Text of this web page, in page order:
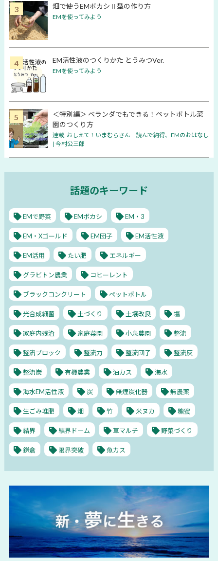
畑で使うEMボカシⅡ型の作り方
EMを使ってみよう
EM活性液のつくりかた とうみつVer.
EMを使ってみよう
＜特別編＞ ベランダでもできる！ペットボトル菜
園のつくり方
連載, おしえて！いまむらさん 読んで納得、EMのおはなし
| 今村公三郎
話題のキーワード
EMで野菜 EMボカシ EM・3
EM・Xゴールド EM団子 EM活性液
EM活用 たい肥 エネルギー
グラビトン農業 コヒーレント
ブラックコンクリート ペットボトル
光合成細菌 土づくり 土壌改良 塩
家庭内残渣 家庭菜園 小泉農園 整流
整流ブロック 整流力 整流団子 整流灰
整流炭 有機農業 油カス 海水
海水EM活性液 炭 無煙炭化器 無農薬
生ごみ堆肥 畑 竹 米ヌカ 糖蜜
結界 結界ドーム 草マルチ 野菜づくり
鎌倉 限界突破 魚カス